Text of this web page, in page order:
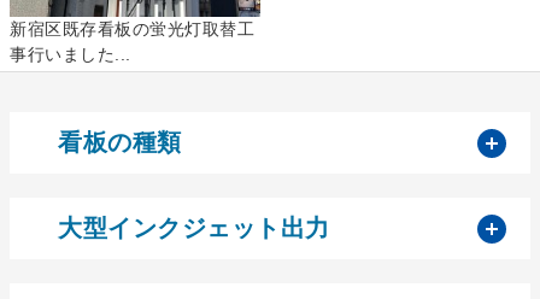
新宿区既存看板の蛍光灯取替工
事行いました...
看板の種類
大型インクジェット出力